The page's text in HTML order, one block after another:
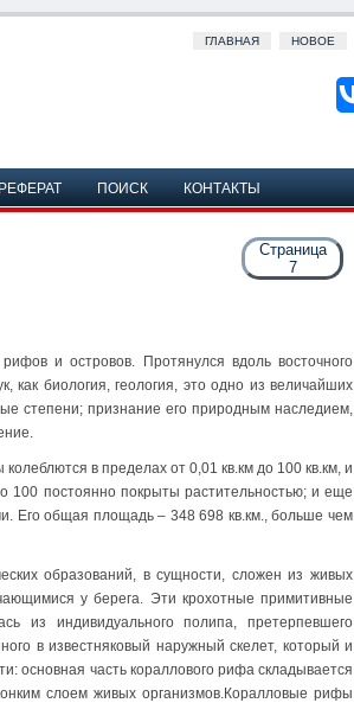
ГЛАВНАЯ НОВОЕ
ПОИСК КОНТАКТЫ
Страница
7
и островов. Протянулся вдоль восточного
как биология, геология, это одно из величайших
степени; признание его природным наследием,
в пределах от 0,01 кв.км до 100 кв.км, и
100 постоянно покрыты растительностью; и еще
Его общая площадь – 348 698 кв.км., больше чем
образований, в сущности, сложен из живых
у берега. Эти крохотные примитивные
из индивидуального полипа, претерпевшего
в известняковый наружный скелет, который и
основная часть кораллового рифа складывается
слоем живых организмов.Коралловые рифы